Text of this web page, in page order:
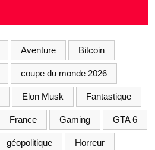
Aventure Bitcoin
coupe du monde 2026
Elon Musk Fantastique
France Gaming GTA 6
géopolitique Horreur